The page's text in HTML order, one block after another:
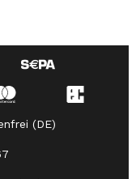
(DE)